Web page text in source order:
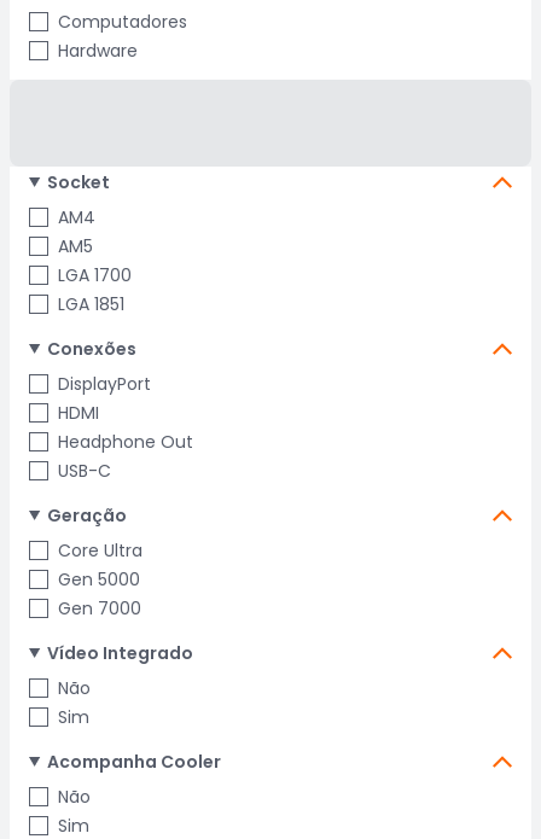
Computadores
Hardware
Socket
AM4
AM5
LGA 1700
LGA 1851
Conexões
DisplayPort
HDMI
Headphone Out
USB-C
Geração
Core Ultra
Gen 5000
Gen 7000
Vídeo Integrado
Não
Sim
Acompanha Cooler
Não
Sim